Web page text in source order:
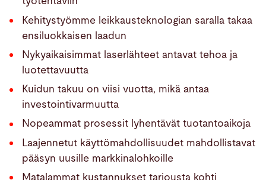
Kehitystyömme leikkausteknologian saralla takaa
ensiluokkaisen laadun
Nykyaikaisimmat laserlähteet antavat tehoa ja
luotettavuutta
Kuidun takuu on viisi vuotta, mikä antaa
investointivarmuutta
Nopeammat prosessit lyhentävät tuotantoaikoja
Laajennetut käyttömahdollisuudet mahdollistavat
pääsyn uusille markkinalohkoille
Matalammat kustannukset tarjousta kohti